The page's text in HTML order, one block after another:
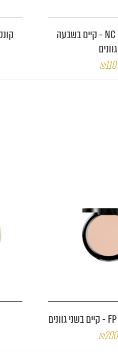
קונסילר מזין NC - קיים בשבעה
גוונים
₪110
₪200